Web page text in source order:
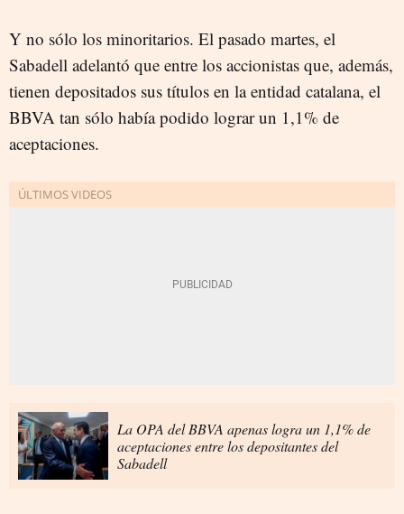
Y no sólo los minoritarios. El pasado martes, el
Sabadell adelantó que entre los accionistas que, además,
tienen depositados sus títulos en la entidad catalana, el
BBVA tan sólo había podido lograr un 1,1% de
aceptaciones.
La OPA del BBVA apenas logra un 1,1% de
aceptaciones entre los depositantes del
Sabadell